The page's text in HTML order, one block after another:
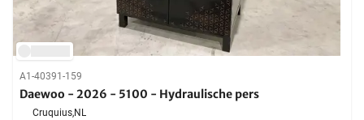
A1-40391-159
Daewoo - 2026 - 5100 - Hydraulische pers
Cruquius,NL